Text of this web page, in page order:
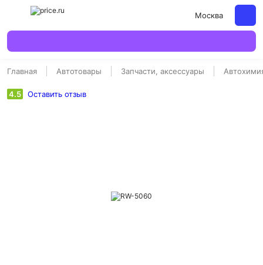
Москва
Главная Автотовары Запчасти, аксессуары
4.5 Оставить отзыв